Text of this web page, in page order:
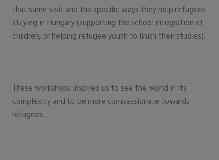
that same visit and the specific ways they help refugees
staying in Hungary (supporting the school integration of
children, or helping refugee youth to finish their studies).
These workshops inspired us to see the world in its
complexity and to be more compassionate towards
refugees.